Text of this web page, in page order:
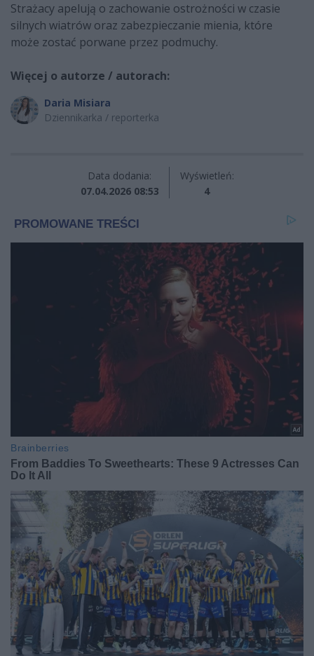
Strażacy apelują o zachowanie ostrożności w czasie
silnych wiatrów oraz zabezpieczanie mienia, które
może zostać porwane przez podmuchy.
Więcej o autorze / autorach:
Daria Misiara
Dziennikarka / reporterka
Data dodania:
07.04.2026 08:53
Wyświetleń:
4